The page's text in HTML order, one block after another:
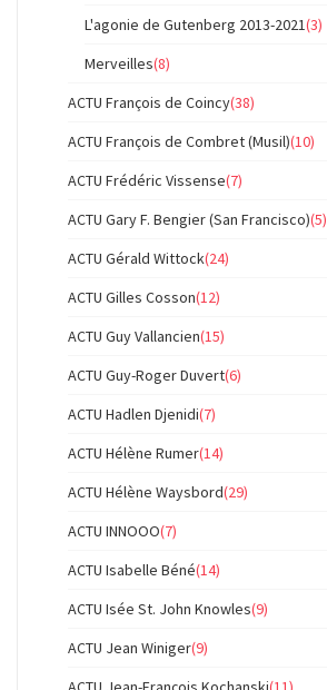
L'agonie de Gutenberg 2013-2021(3)
Merveilles(8)
ACTU François de Coincy(38)
ACTU François de Combret (Musil)(10)
ACTU Frédéric Vissense(7)
ACTU Gary F. Bengier (San Francisco)(5)
ACTU Gérald Wittock(24)
ACTU Gilles Cosson(12)
ACTU Guy Vallancien(15)
ACTU Guy-Roger Duvert(6)
ACTU Hadlen Djenidi(7)
ACTU Hélène Rumer(14)
ACTU Hélène Waysbord(29)
ACTU INNOOO(7)
ACTU Isabelle Béné(14)
ACTU Isée St. John Knowles(9)
ACTU Jean Winiger(9)